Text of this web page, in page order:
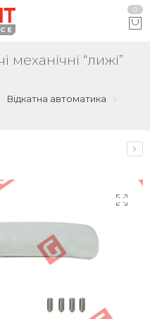
0
механічні “лижі”
Відкатна автоматика